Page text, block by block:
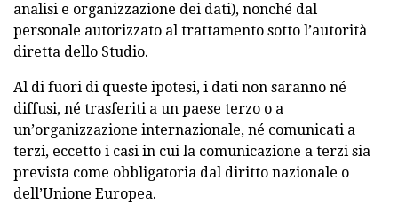
analisi e organizzazione dei dati), nonché dal
personale autorizzato al trattamento sotto l’autorità
diretta dello Studio.
Al di fuori di queste ipotesi, i dati non saranno né
diffusi, né trasferiti a un paese terzo o a
un’organizzazione internazionale, né comunicati a
terzi, eccetto i casi in cui la comunicazione a terzi sia
prevista come obbligatoria dal diritto nazionale o
dell’Unione Europea.